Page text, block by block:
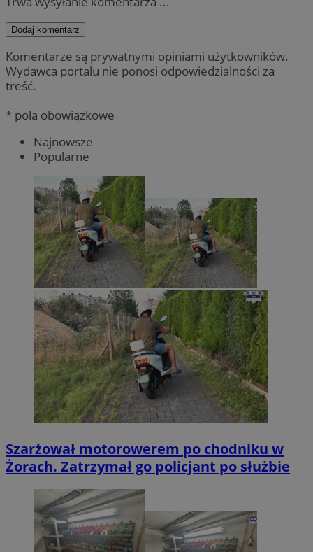
Dodaj komentarz
Komentarze są prywatnymi opiniami użytkowników.
Wydawca portalu nie ponosi odpowiedzialności za
treść.
* pola obowiązkowe
Najnowsze
Popularne
Szarżował motorowerem po chodniku w
Żorach. Zatrzymał go policjant po służbie